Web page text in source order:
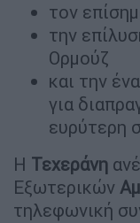
τον
την
Ορμούζ
και την
για
ευρύτερη
Η Τεχεράνη
Εξωτερικών
τηλεφωνική